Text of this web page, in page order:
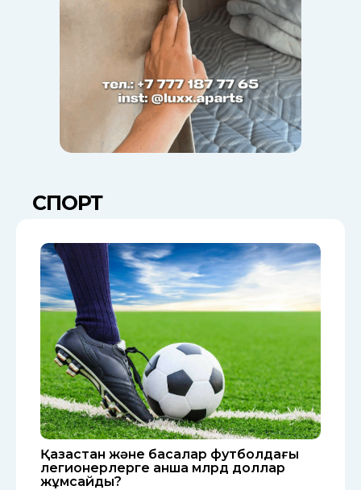
СПОРТ
Қазақстан және басқалар футболдағы
легионерлерге қанша млрд доллар
жұмсайды?